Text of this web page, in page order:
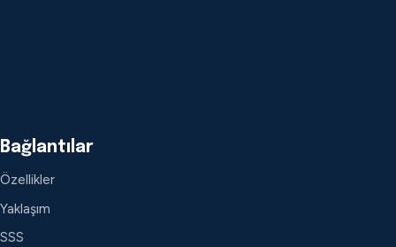
Bağlantılar
Özellikler
Yaklaşım
SSS